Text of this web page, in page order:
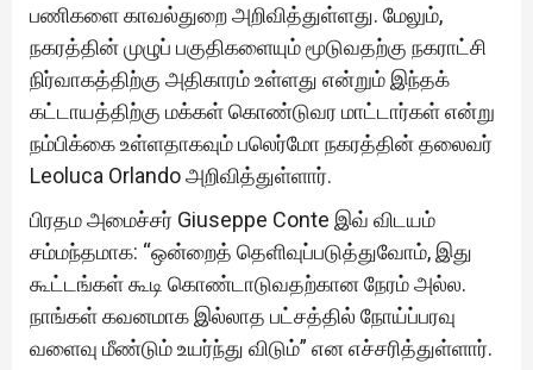
பணிகளை காவல்துறை அறிவித்துள்ளது. மேலும்,
நகரத்தின் முழுப் பகுதிகளையும் மூடுவதற்கு நகராட்சி
நிர்வாகத்திற்கு அதிகாரம் உள்ளது என்றும் இந்தக்
கட்டாயத்திற்கு மக்கள் கொண்டுவர மாட்டார்கள் என்று
நம்பிக்கை உள்ளதாகவும் பலெர்மோ நகரத்தின் தலைவர்
Leoluca Orlando அறிவித்துள்ளார்.
பிரதம அமைச்சர் Giuseppe Conte இவ் விடயம்
சம்மந்தமாக: “ஒன்றைத் தெளிவுப்படுத்துவோம், இது
கூட்டங்கள் கூடி கொண்டாடுவதற்கான நேரம் அல்ல.
நாங்கள் கவனமாக இல்லாத பட்சத்தில் நோய்ப்பரவு
வளைவு மீண்டும் உயர்ந்து விடும்” என எச்சரித்துள்ளார்.